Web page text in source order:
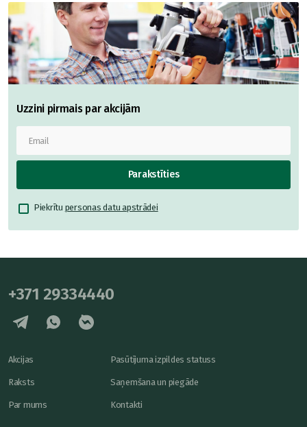
Uzzini pirmais par akcijām
Parakstīties
Piekrītu personas datu apstrādei
+371 29334440
Akcijas
Raksts
Par mums
Pasūtījuma izpildes statuss
Saņemšana un piegāde
Kontakti